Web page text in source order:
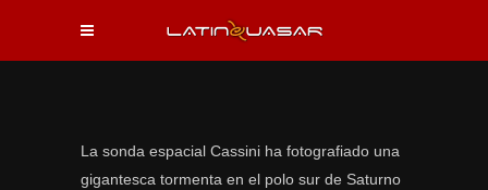
La sonda espacial Cassini ha fotografiado una
gigantesca tormenta en el polo sur de Saturno